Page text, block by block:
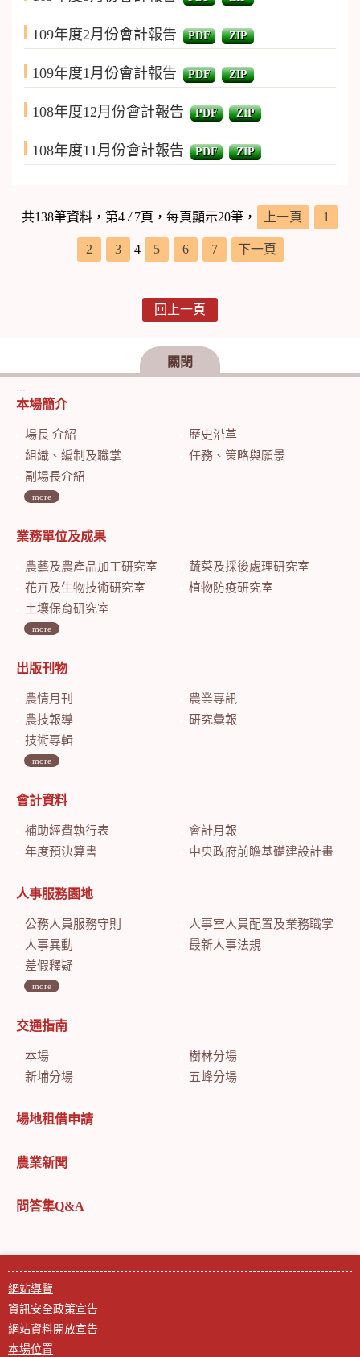
109年度2月份會計報告 PDF ZIP
109年度1月份會計報告 PDF ZIP
108年度12月份會計報告 PDF ZIP
108年度11月份會計報告 PDF ZIP
共138筆資料，第4/7頁，每頁顯示20筆， 上一頁 1
2 3 4 5 6 7 下一頁
回上一頁
關閉
:::
本場簡介
場長 介紹
歷史沿革
組織、編制及職掌
任務、策略與願景
副場長介紹
more
業務單位及成果
農藝及農產品加工研究室
蔬菜及採後處理研究室
花卉及生物技術研究室
植物防疫研究室
土壤保育研究室
more
出版刊物
農情月刊
農業專訊
農技報導
研究彙報
技術專輯
more
會計資料
補助經費執行表
會計月報
年度預決算書
中央政府前瞻基礎建設計畫特別預算會計月報
人事服務園地
公務人員服務守則
人事室人員配置及業務職掌
人事異動
最新人事法規
差假釋疑
more
交通指南
本場
樹林分場
新埔分場
五峰分場
場地租借申請
農業新聞
問答集Q&A
網站導覽
資訊安全政策宣告
網站資料開放宣告
本場位置